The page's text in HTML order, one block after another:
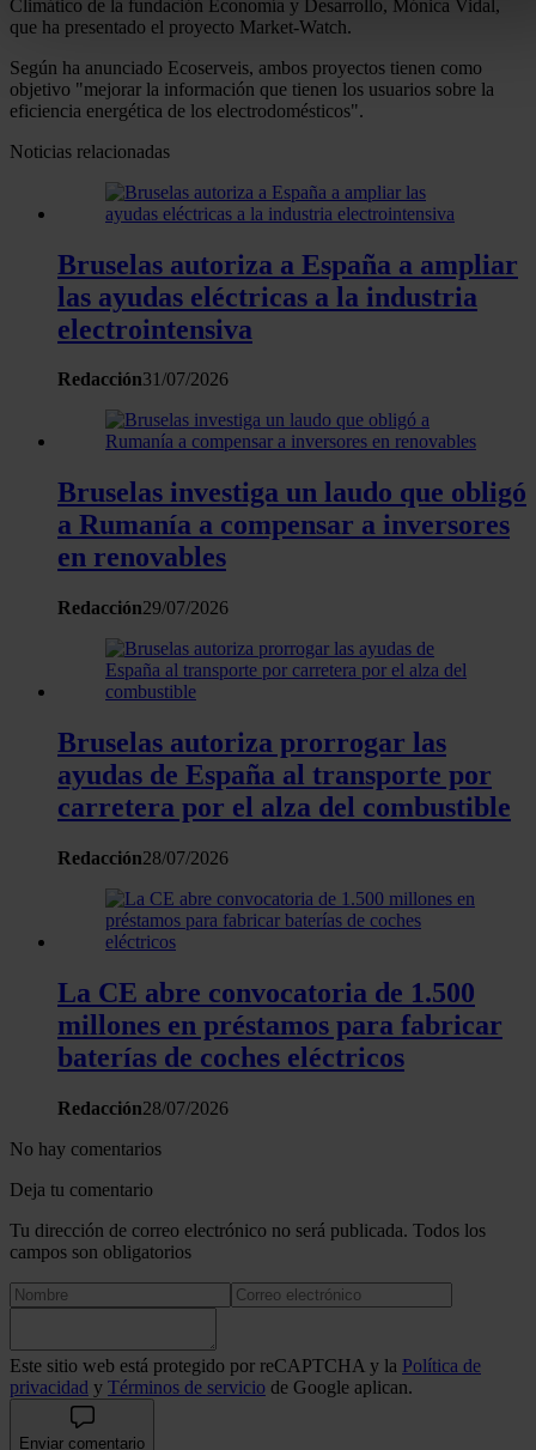
buscar características específicas (huellas digitales)
personales y establezca sus preferencias en lasección de
datos. Puede cambiar o retirar su consentimiento en
Las cookies de este sitio web se usan para personalizar el
contenido y los anuncios, ofrecer funciones de redes
analizar el tráfico. Además, compartimos información sobre
uso que haga del sitio web con nuestros partners de redes
sociales, publicidad y análisis web, quienes pueden
con otra información que les haya proporcionado o que
Climático de la fundación Economía y Desarrollo, Mónica Vidal,
que ha presentado el proyecto Market-Watch.
Según ha anunciado Ecoserveis, ambos proyectos tienen como
objetivo "mejorar la información que tienen los usuarios sobre la
eficiencia energética de los electrodomésticos".
Noticias relacionadas
Bruselas autoriza a España a ampliar
las ayudas eléctricas a la industria
electrointensiva
Redacción31/07/2026
Bruselas investiga un laudo que obligó
a Rumanía a compensar a inversores
en renovables
Redacción29/07/2026
Bruselas autoriza prorrogar las
ayudas de España al transporte por
carretera por el alza del combustible
Redacción28/07/2026
La CE abre convocatoria de 1.500
millones en préstamos para fabricar
baterías de coches eléctricos
Redacción28/07/2026
No hay comentarios
Deja tu comentario
Tu dirección de correo electrónico no será publicada. Todos los
campos son obligatorios
Este sitio web está protegido por reCAPTCHA y la Política de
privacidad y Términos de servicio de Google aplican.
Enviar comentario